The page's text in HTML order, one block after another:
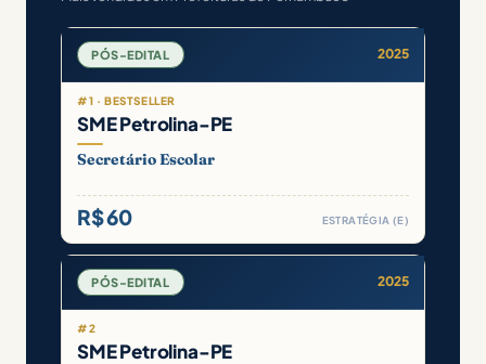
PÓS-EDITAL 2025
#1 · BESTSELLER
SME Petrolina-PE
Secretário Escolar
R$ 60 ESTRATÉGIA (E)
PÓS-EDITAL 2025
#2
SME Petrolina-PE